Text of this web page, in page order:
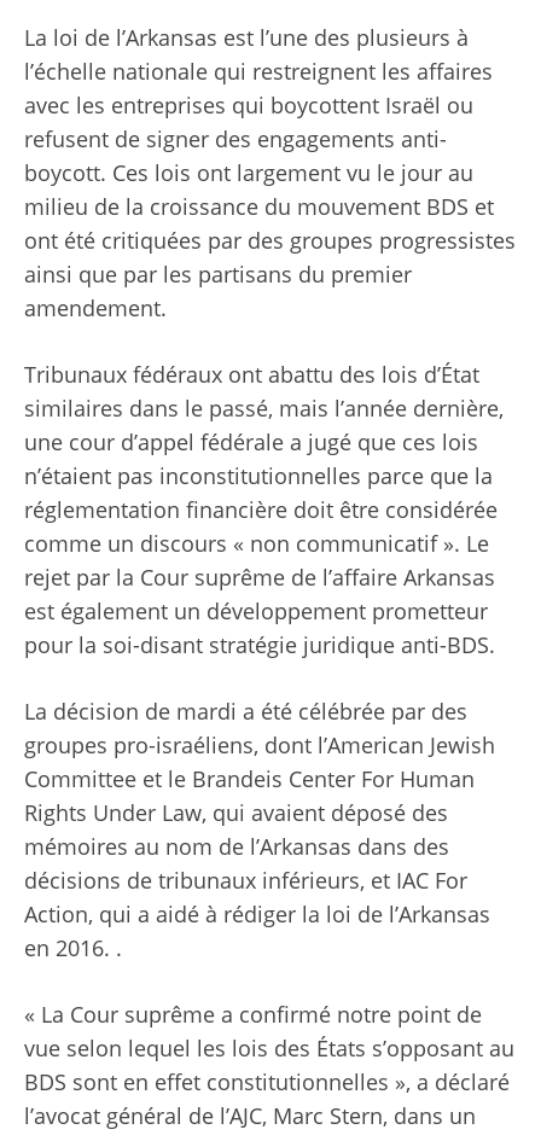
La loi de l’Arkansas est l’une des plusieurs à
l’échelle nationale qui restreignent les affaires
avec les entreprises qui boycottent Israël ou
refusent de signer des engagements anti-
boycott. Ces lois ont largement vu le jour au
milieu de la croissance du mouvement BDS et
ont été critiquées par des groupes progressistes
ainsi que par les partisans du premier
amendement.
Tribunaux fédéraux ont abattu des lois d’État
similaires dans le passé, mais l’année dernière,
une cour d’appel fédérale a jugé que ces lois
n’étaient pas inconstitutionnelles parce que la
réglementation financière doit être considérée
comme un discours « non communicatif ». Le
rejet par la Cour suprême de l’affaire Arkansas
est également un développement prometteur
pour la soi-disant stratégie juridique anti-BDS.
La décision de mardi a été célébrée par des
groupes pro-israéliens, dont l’American Jewish
Committee et le Brandeis Center For Human
Rights Under Law, qui avaient déposé des
mémoires au nom de l’Arkansas dans des
décisions de tribunaux inférieurs, et IAC For
Action, qui a aidé à rédiger la loi de l’Arkansas
en 2016. .
« La Cour suprême a confirmé notre point de
vue selon lequel les lois des États s’opposant au
BDS sont en effet constitutionnelles », a déclaré
l’avocat général de l’AJC, Marc Stern, dans un